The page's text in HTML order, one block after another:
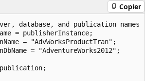
Copier
database, and publication names
= publisherInstance;
= "AdvWorksProductTran";
= "AdventureWorks2012";